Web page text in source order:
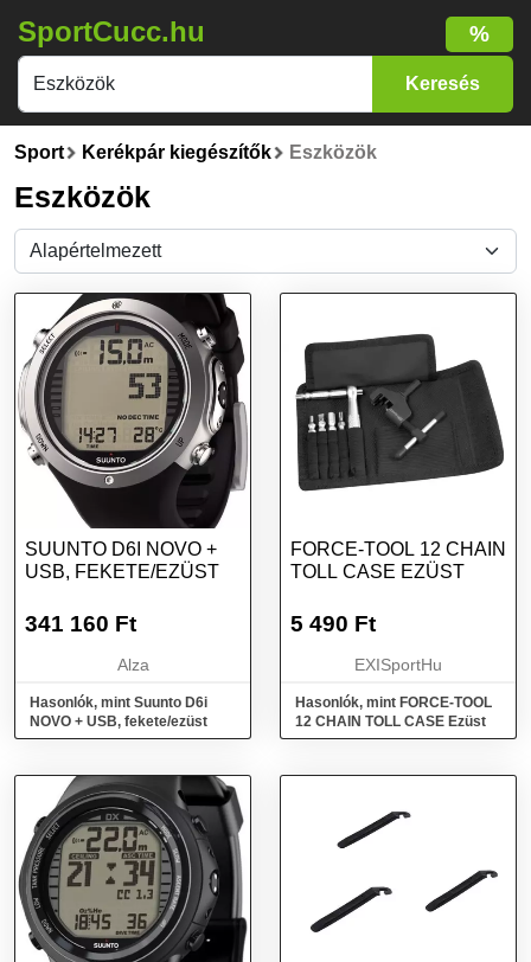
SportCucc.hu %
Sport Kerékpár kiegészítők Eszközök
Eszközök
SUUNTO D6I NOVO +
USB, FEKETE/EZÜST
341 160 Ft
Alza
Hasonlók, mint Suunto D6i
NOVO + USB, fekete/ezüst
FORCE-TOOL 12 CHAIN
TOLL CASE EZÜST
5 490 Ft
EXISportHu
Hasonlók, mint FORCE-TOOL
12 CHAIN TOLL CASE Ezüst